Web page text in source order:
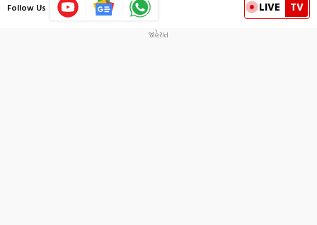
Follow Us LIVE TV